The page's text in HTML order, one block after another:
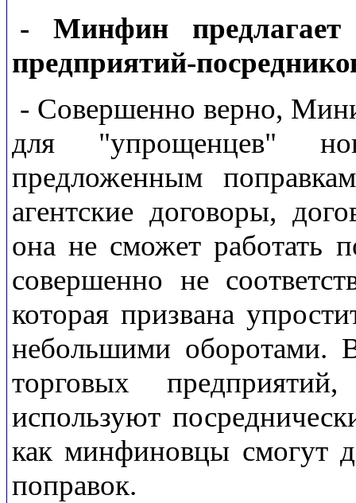
- Минфин
предприятий-
- Совершенно верно,
для "упрощенцев"
предложенным
агентские договоры,
она не сможет работать
совершенно не
которая призвана
небольшими оборотами.
торговых
используют
как минфиновцы смогут
поправок.